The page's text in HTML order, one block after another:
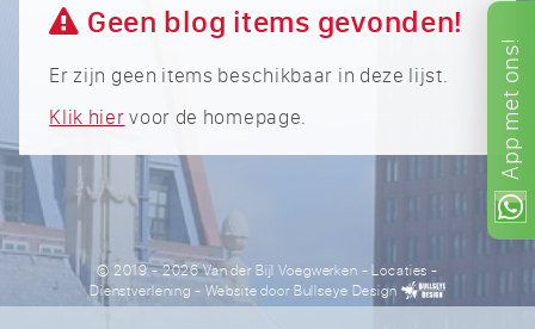
App
met
ons!
Geen blog items gevonden!
Er zijn geen items beschikbaar in deze lijst.
Klik hiervoor de homepage.
© 2019 - 2026 Van der Bijl Voegwerken -Locaties -
Dienstverlening - Website doorBullseye Design